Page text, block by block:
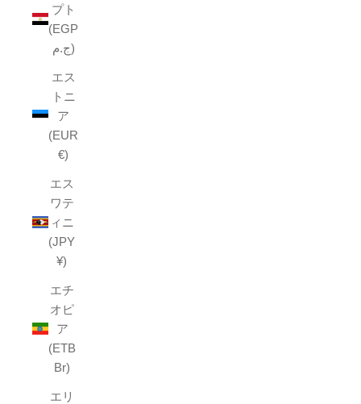
プト
(EGP
ج.م)
エス
トニ
ア
(EUR
€)
エス
ワテ
ィニ
(JPY
¥)
エチ
オピ
ア
(ETB
Br)
エリ